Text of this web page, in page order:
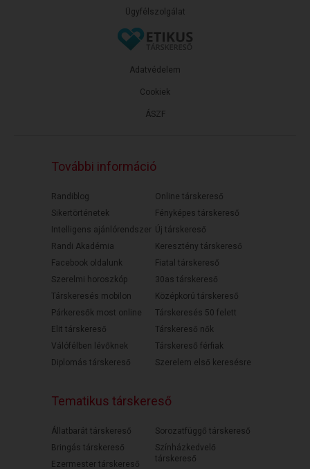
Ügyfélszolgálat
ÁSZF
Adatvédelem
Cookiek
További információ
Randiblog
Sikertörténetek
Intelligens ajánlórendszer
Randi Akadémia
Facebook oldalunk
Szerelmi horoszkóp
Társkeresés mobilon
Párkeresők most online
Elit társkereső
Válófélben lévőknek
Diplomás társkereső
Online társkereső
Fényképes társkereső
Új társkereső
Keresztény társkereső
Fiatal társkereső
30as társkereső
Középkorú társkereső
Társkeresés 50 felett
Társkereső nők
Társkereső férfiak
Szerelem első keresésre
Tematikus társkereső
Állatbarát társkereső
Bringás társkereső
Ezermester társkereső
Sorozatfüggő társkereső
Színházkedvelő
társkereső